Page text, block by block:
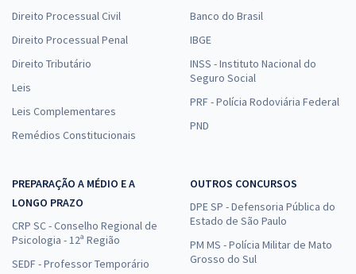
Direito Processual Civil
Direito Processual Penal
Direito Tributário
Leis
Leis Complementares
Remédios Constitucionais
Banco do Brasil
IBGE
INSS - Instituto Nacional do
Seguro Social
PRF - Polícia Rodoviária Federal
PND
PREPARAÇÃO A MÉDIO E A
LONGO PRAZO
CRP SC - Conselho Regional de
Psicologia - 12ª Região
SEDF - Professor Temporário
OUTROS CONCURSOS
DPE SP - Defensoria Pública do
Estado de São Paulo
PM MS - Polícia Militar de Mato
Grosso do Sul